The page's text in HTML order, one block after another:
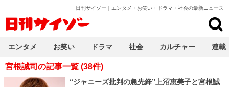
日刊サイゾー｜エンタメ・お笑い・ドラマ・社会の最新ニュース
宮根誠司の記事一覧 (38件)
“ジャニーズ批判の急先鋒”上沼恵美子と宮根誠
エンタメ お笑い ドラマ 社会 カルチャー 連載